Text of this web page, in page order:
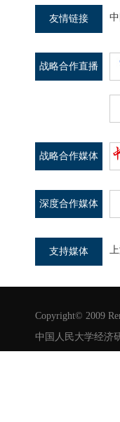
友情链接
战略合作直播
战略合作媒体
深度合作媒体
支持媒体
Copyright© 2009
中国人民大学经济